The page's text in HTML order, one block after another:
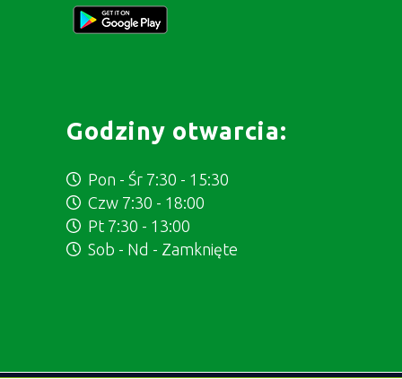
Godziny otwarcia:
Pon - Śr 7:30 - 15:30
Czw 7:30 - 18:00
Pt 7:30 - 13:00
Sob - Nd - Zamknięte